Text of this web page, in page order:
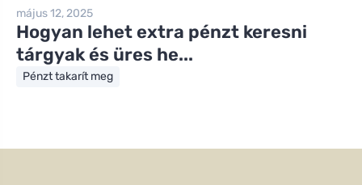
május 12, 2025
Hogyan lehet extra pénzt keresni
tárgyak és üres he...
Pénzt takarít meg